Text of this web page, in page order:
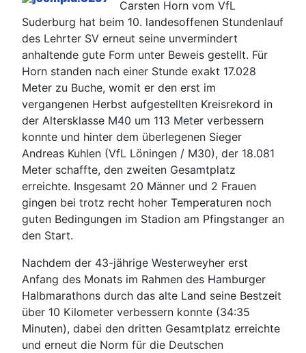
Carsten Horn vom VfL
Suderburg hat beim 10. landesoffenen Stundenlauf
des Lehrter SV erneut seine unvermindert
anhaltende gute Form unter Beweis gestellt. Für
Horn standen nach einer Stunde exakt 17.028
Meter zu Buche, womit er den erst im
vergangenen Herbst aufgestellten Kreisrekord in
der Altersklasse M40 um 113 Meter verbessern
konnte und hinter dem überlegenen Sieger
Andreas Kuhlen (VfL Löningen / M30), der 18.081
Meter schaffte, den zweiten Gesamtplatz
erreichte. Insgesamt 20 Männer und 2 Frauen
gingen bei trotz recht hoher Temperaturen noch
guten Bedingungen im Stadion am Pfingstanger an
den Start.
Nachdem der 43-jährige Westerweyher erst
Anfang des Monats im Rahmen des Hamburger
Halbmarathons durch das alte Land seine Bestzeit
über 10 Kilometer verbessern konnte (34:35
Minuten), dabei den dritten Gesamtplatz erreichte
und erneut die Norm für die Deutschen